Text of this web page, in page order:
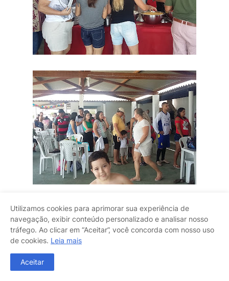
Utilizamos cookies para aprimorar sua experiência de
navegação, exibir conteúdo personalizado e analisar nosso
tráfego. Ao clicar em “Aceitar”, você concorda com nosso uso
de cookies. Leia mais
Aceitar